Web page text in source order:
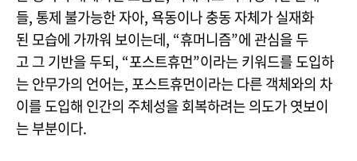
들, 통제 불가능한 자아, 욕동이나 충동 자체가 실재화
된 모습에 가까워 보이는데, “휴머니즘”에 관심을 두
고 그 기반을 두되, “포스트휴먼”이라는 키워드를 도입하
는 안무가의 언어는, 포스트휴먼이라는 다른 객체와의 차
이를 도입해 인간의 주체성을 회복하려는 의도가 엿보이
는 부분이다.